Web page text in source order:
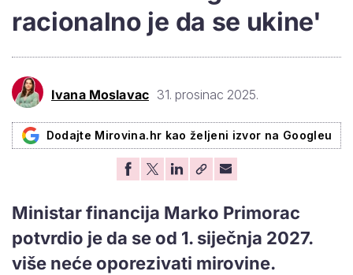
racionalno je da se ukine'
Ivana Moslavac 31. prosinac 2025.
Dodajte Mirovina.hr kao željeni izvor na Googleu
Ministar financija Marko Primorac
potvrdio je da se od 1. siječnja 2027.
više neće oporezivati mirovine.